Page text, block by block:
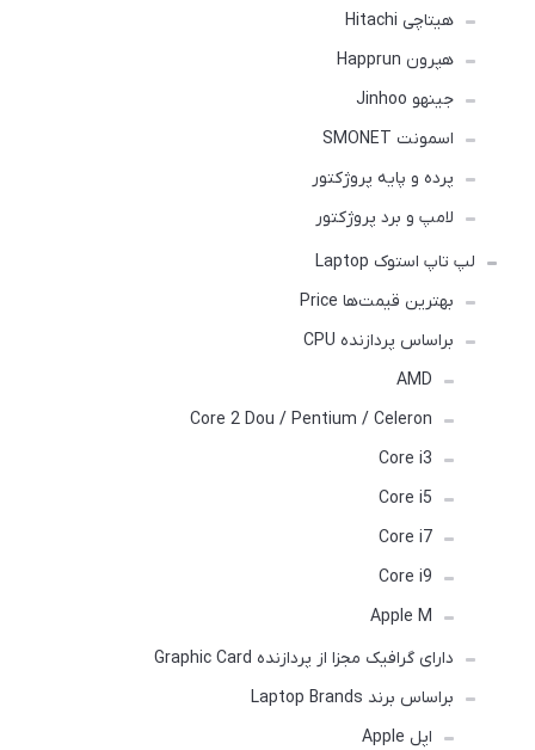
هیتاچی Hitachi
هپرون Happrun
جینهو Jinhoo
اسمونت SMONET
پرده و پایه پروژکتور
لامپ و برد پروژکتور
لپ تاپ استوک Laptop
بهترین قیمت‌ها Price
براساس پردازنده CPU
AMD
Core 2 Dou / Pentium / Celeron
Core i3
Core i5
Core i7
Core i9
Apple M
دارای گرافیک مجزا از پردازنده Graphic Card
براساس برند Laptop Brands
اپل Apple